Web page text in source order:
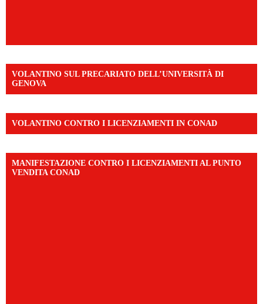
VOLANTINO SUL PRECARIATO DELL’UNIVERSITÀ DI
GENOVA
VOLANTINO CONTRO I LICENZIAMENTI IN CONAD
MANIFESTAZIONE CONTRO I LICENZIAMENTI AL PUNTO
VENDITA CONAD